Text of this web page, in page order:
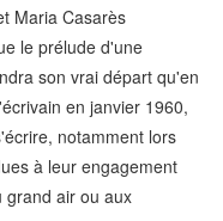
Maria Casarès
le prélude d'une
son vrai départ qu'en
en janvier 1960,
notamment lors
à leur engagement
grand air ou aux